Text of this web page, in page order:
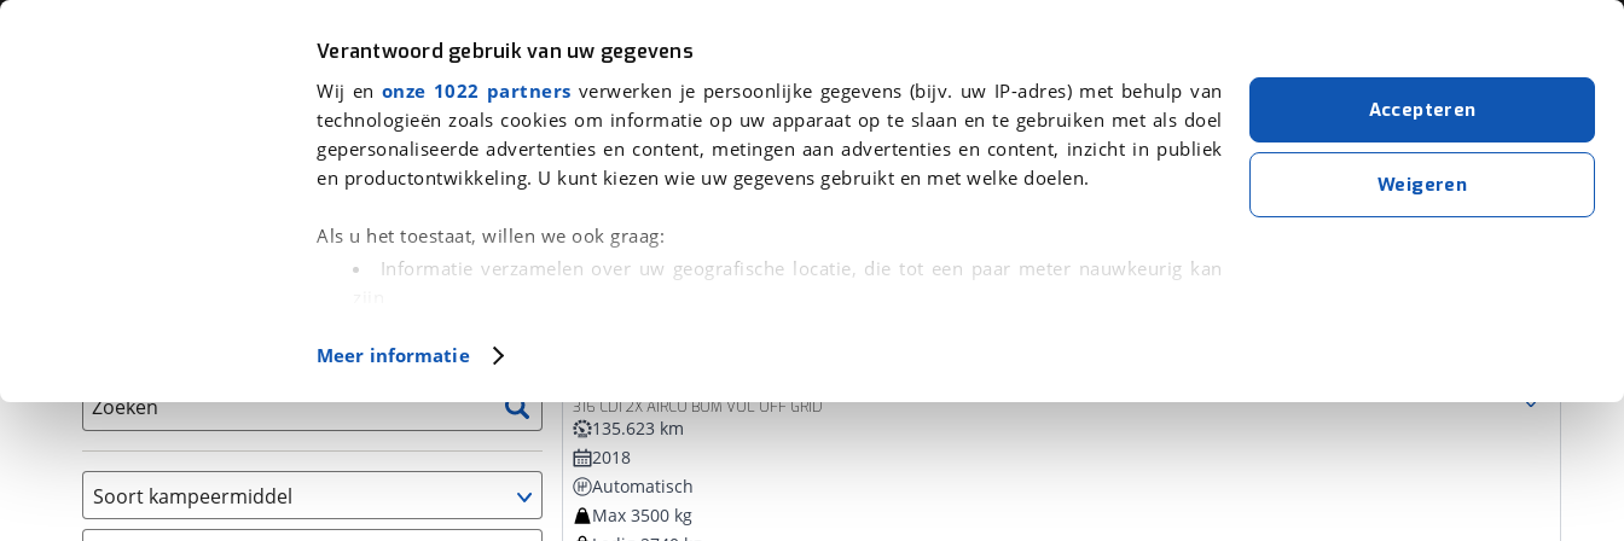
Verantwoord gebruik van uw gegevens
Wij en onze 1022 partners verwerken je persoonlijke gegevens (bijv. uw IP-adres) met behulp van
technologieën zoals cookies om informatie op uw apparaat op te slaan en te gebruiken met als doel
gepersonaliseerde advertenties en content, metingen aan advertenties en content, inzicht in publiek
en productontwikkeling. U kunt kiezen wie uw gegevens gebruikt en met welke doelen.
Als u het toestaat, willen we ook graag:
Informatie verzamelen over uw geografische locatie, die tot een paar meter nauwkeurig kan
(fingerprinting)
in. U kunt uw toestemming op elk moment wijzigen of intrekken in de
Cookieverklaring.
Met cookies en vergelijkbare technieken zorgen we voor een betere en meer persoonlijke ervaring.
Functionele cookies zorgen ervoor dat de website goed werkt. Ook gebruiken we analytische cookies
Meer informatie
Accepteren
Weigeren
Auto Fiets Motor
Kampeervoertuigen
We hebben 2.021 kampeervoertuigen voor je gevonden
Zoeken
Soort kampeermiddel
Caravan (868)
316 CDI 2X AIRCO BOM VOL OFF GRID
135.623 km
2018
Automatisch
Max 3500 kg